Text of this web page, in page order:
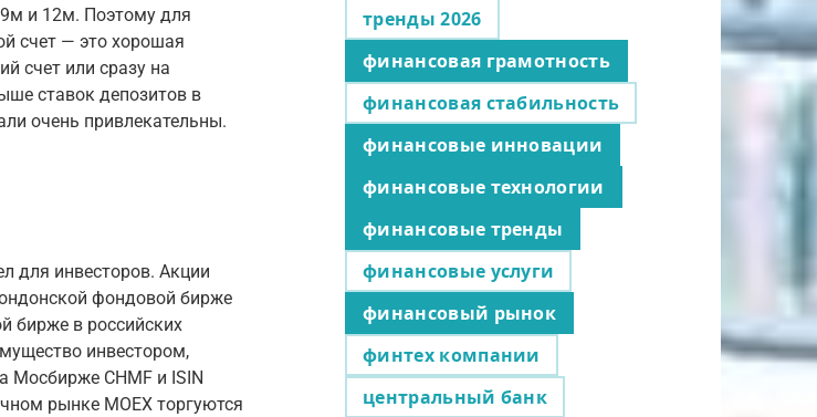
и 12м. Поэтому для
счет — это хорошая
счет или сразу на
ставок депозитов в
очень привлекательны.
для инвесторов. Акции
фондовой бирже
бирже в российских
инвестором,
Мосбирже CHMF и ISIN
рынке MOEX торгуются
тренды 2026
финансовая грамотность
финансовая стабильность
финансовые инновации
финансовые технологии
финансовые тренды
финансовые услуги
финансовый рынок
финтех компании
центральный банк